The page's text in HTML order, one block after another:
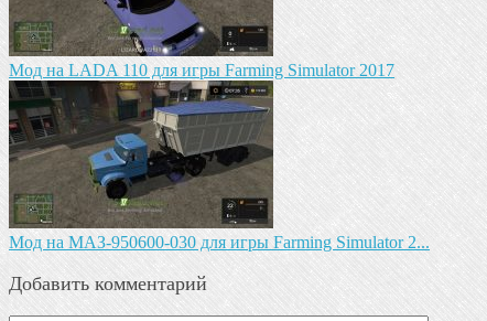
Мод на LADA 110 для игры Farming Simulator 2017
Mод на МАЗ-950600-030 для игры Farming Simulator 2...
Добавить комментарий